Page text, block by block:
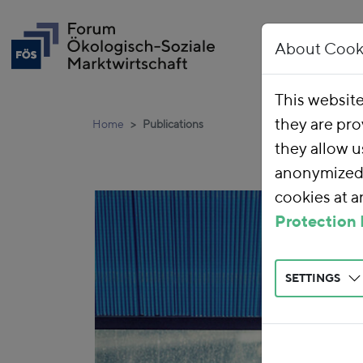
Home Publications
About
This
they are
they allow
cookies at
Protection
SETTINGS